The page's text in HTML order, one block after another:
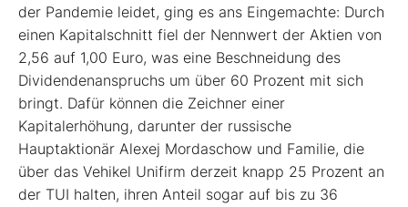
der Pandemie leidet, ging es ans Eingemachte: Durch
einen Kapitalschnitt fiel der Nennwert der Aktien von
2,56 auf 1,00 Euro, was eine Beschneidung des
Dividendenanspruchs um über 60 Prozent mit sich
bringt. Dafür können die Zeichner einer
Kapitalerhöhung, darunter der russische
Hauptaktionär Alexej Mordaschow und Familie, die
über das Vehikel Unifirm derzeit knapp 25 Prozent an
der TUI halten, ihren Anteil sogar auf bis zu 36